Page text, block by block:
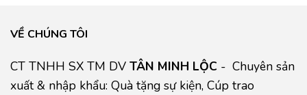
VỀ CHÚNG TÔI
CT TNHH SX TM DV TÂN MINH LỘC - Chuyên sản
xuất & nhập khẩu: Quà tặng sự kiện, Cúp trao